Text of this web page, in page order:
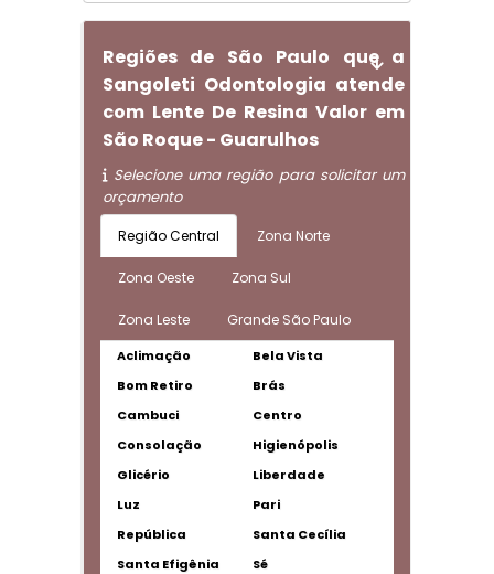
Regiões de São Paulo que a
Sangoleti Odontologia atende
com Lente De Resina Valor em
São Roque - Guarulhos
Selecione uma região para solicitar um
orçamento
Região Central Zona Norte
Zona Oeste Zona Sul
Zona Leste Grande São Paulo
Aclimação
Bela Vista
Bom Retiro
Brás
Cambuci
Centro
Consolação
Higienópolis
Glicério
Liberdade
Luz
Pari
República
Santa Cecília
Santa Efigênia
Sé